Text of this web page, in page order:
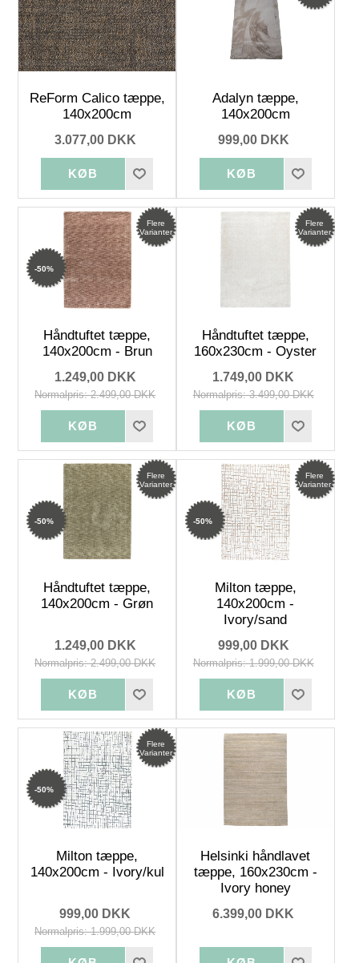
ReForm Calico tæppe,
140x200cm
3.077,00 DKK
Adalyn tæppe,
140x200cm
999,00 DKK
-50%
Flere
Varianter
Håndtuftet tæppe,
140x200cm - Brun
1.249,00 DKK
Normalpris: 2.499,00 DKK
Flere
Varianter
Håndtuftet tæppe,
160x230cm - Oyster
1.749,00 DKK
Normalpris: 3.499,00 DKK
-50%
Flere
Varianter
Håndtuftet tæppe,
140x200cm - Grøn
1.249,00 DKK
Normalpris: 2.499,00 DKK
-50%
Flere
Varianter
Milton tæppe,
140x200cm -
Ivory/sand
999,00 DKK
Normalpris: 1.999,00 DKK
-50%
Flere
Varianter
Milton tæppe,
140x200cm - Ivory/kul
999,00 DKK
Normalpris: 1.999,00 DKK
Helsinki håndlavet
tæppe, 160x230cm -
Ivory honey
6.399,00 DKK